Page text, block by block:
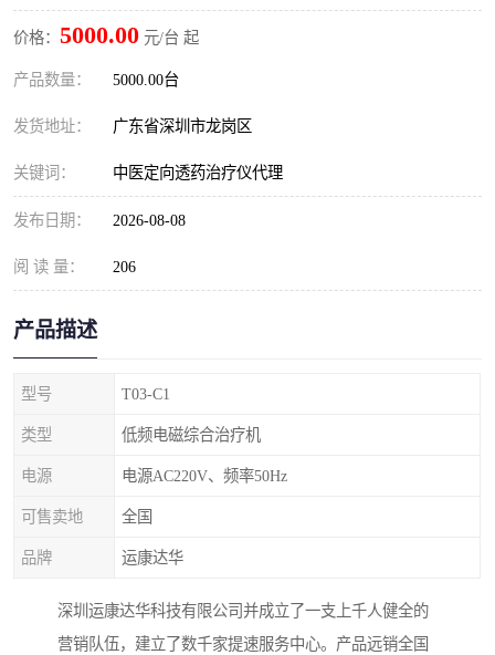
价格： 5000.00 元/台 起
产品数量： 5000.00台
发货地址： 广东省深圳市龙岗区
关键词： 中医定向透药治疗仪代理
发布日期： 2026-08-08
阅 读 量： 206
产品描述
型号 T03-C1
类型 低频电磁综合治疗机
电源 电源AC220V、频率50Hz
可售卖地 全国
品牌 运康达华
深圳运康达华科技有限公司并成立了一支上千人健全的
营销队伍，建立了数千家提速服务中心。产品远销全国